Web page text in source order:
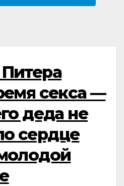
секса —
деда не
сердце